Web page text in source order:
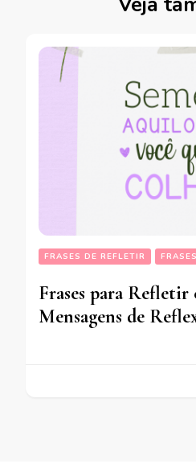
FRASES DE REFLETIR
Frases para Refletir
Mensagens de